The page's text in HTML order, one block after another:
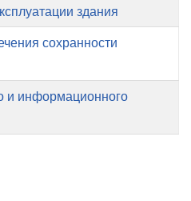
здания
сохранности
и информационного